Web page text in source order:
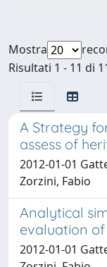
Mostra
Risultati 1 - 11 di
A Strategy
assess of
2012-01-01
Zorzini, Fabio
Analytical
evaluation of
2012-01-01